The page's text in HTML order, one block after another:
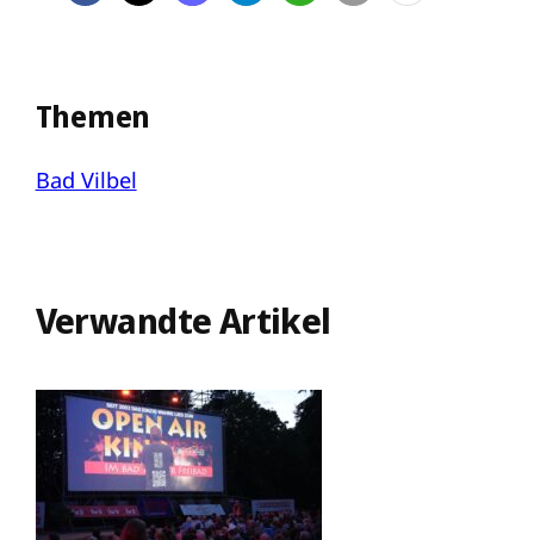
Themen
Bad Vilbel
Verwandte Artikel